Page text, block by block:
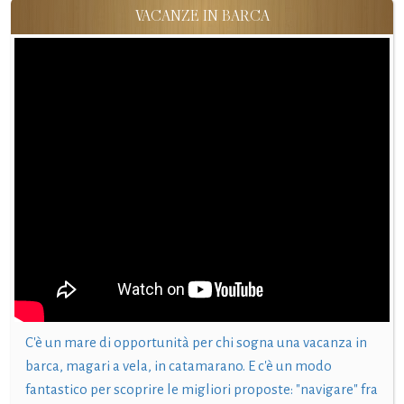
VACANZE IN BARCA
C'è un mare di opportunità per chi sogna una vacanza in
barca, magari a vela, in catamarano. E c'è un modo
fantastico per scoprire le migliori proposte: "navigare" fra